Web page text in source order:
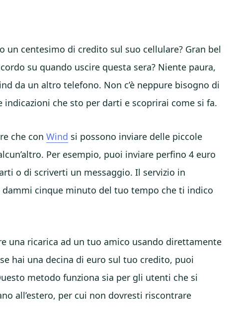
un centesimo di credito sul suo cellulare? Gran bel
su quando uscire questa sera? Niente paura,
da un altro telefono. Non c’è neppure bisogno di
che sto per darti e scoprirai come si fa.
che conWind si possono inviare delle piccole
Per esempio, puoi inviare perfino 4 euro
o di scriverti un messaggio. Il servizio in
dammi cinque minuto del tuo tempo che ti indico
una ricarica ad un tuo amico usando direttamente
hai una decina di euro sul tuo credito, puoi
metodo funziona sia per gli utenti che si
all’estero, per cui non dovresti riscontrare